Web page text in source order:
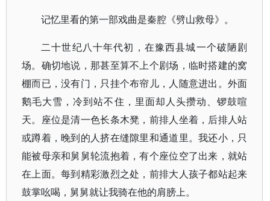
记忆里看的第一部戏曲是秦腔《劈山救母》。
二十世纪八十年代初，在豫西县城一个破陋剧
场。确切地说，那甚至算不上个剧场，临时搭建的窝
棚而已，没有门，只挂个布帘儿，人随意进出。外面
鹅毛大雪，冷到站不住，里面却人头攒动、锣鼓喧
天。座位是清一色长条木凳，前排人坐着，后排人站
或蹲着，晚到的人挤在缝隙里和通道里。我还小，只
能被母亲和舅舅轮流抱着，有个座位空了出来，就站
在上面。每到精彩激烈之处，前排大人孩子都站起来
鼓掌吆喝，舅舅就让我骑在他的肩膀上。